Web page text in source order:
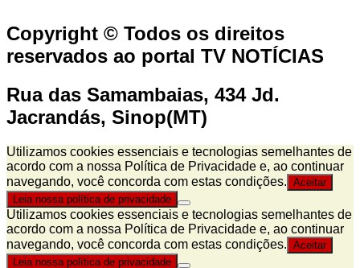
Copyright © Todos os direitos
reservados ao portal TV NOTÍCIAS
Rua das Samambaias, 434 Jd.
Jacrandás, Sinop(MT)
Utilizamos cookies essenciais e tecnologias semelhantes de
acordo com a nossa Política de Privacidade e, ao continuar
navegando, você concorda com estas condições. Aceitar
Leia nossa política de privacidade
Utilizamos cookies essenciais e tecnologias semelhantes de
acordo com a nossa Política de Privacidade e, ao continuar
navegando, você concorda com estas condições. Aceitar
Leia nossa política de privacidade